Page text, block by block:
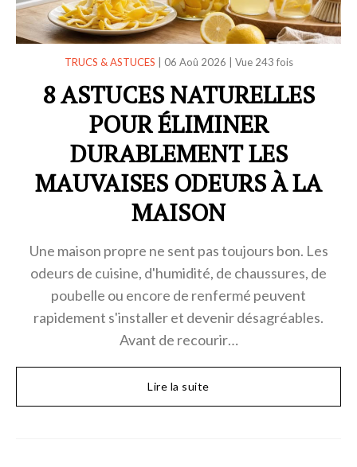
TRUCS & ASTUCES 06 Aoû 2026 Vue 243 fois
8 ASTUCES NATURELLES
POUR ÉLIMINER
DURABLEMENT LES
MAUVAISES ODEURS À LA
MAISON
Une maison propre ne sent pas toujours bon. Les
odeurs de cuisine, d'humidité, de chaussures, de
poubelle ou encore de renfermé peuvent
rapidement s'installer et devenir désagréables.
Avant de recourir…
Lire la suite